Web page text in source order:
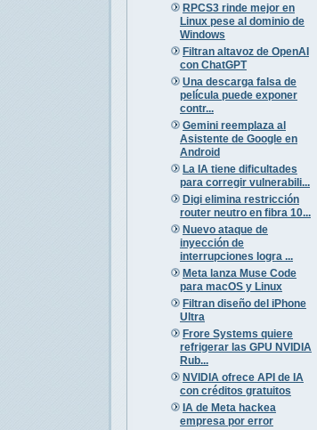
RPCS3 rinde mejor en
Linux pese al dominio de
Windows
Filtran altavoz de OpenAI
con ChatGPT
Una descarga falsa de
película puede exponer
contr...
Gemini reemplaza al
Asistente de Google en
Android
La IA tiene dificultades
para corregir vulnerabili...
Digi elimina restricción
router neutro en fibra 10...
Nuevo ataque de
inyección de
interrupciones logra ...
Meta lanza Muse Code
para macOS y Linux
Filtran diseño del iPhone
Ultra
Frore Systems quiere
refrigerar las GPU NVIDIA
Rub...
NVIDIA ofrece API de IA
con créditos gratuitos
IA de Meta hackea
empresa por error